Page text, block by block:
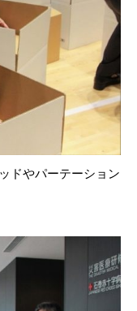
ドやパーテーション